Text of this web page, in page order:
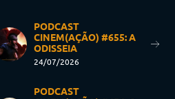
PODCAST
CINEM(AÇÃO) #655: A
ODISSEIA
24/07/2026
PODCAST